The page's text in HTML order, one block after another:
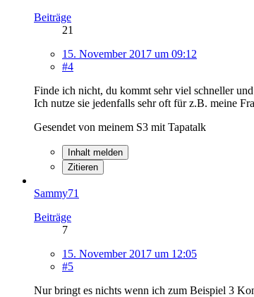
Beiträge
21
15. November 2017 um 09:12
#4
Finde ich nicht, du kommt sehr viel schneller
Ich nutze sie jedenfalls sehr oft für z.B. meine
Gesendet von meinem S3 mit Tapatalk
Inhalt melden
Zitieren
Sammy71
Beiträge
7
15. November 2017 um 12:05
#5
Nur bringt es nichts wenn ich zum Beispiel 3